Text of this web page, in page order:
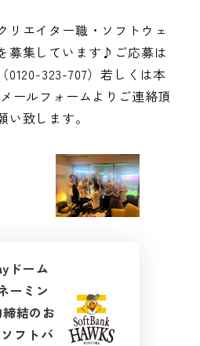
リエイター職・ソフトウェ
募集しています♪ご応募は
0120-323-707）若しくは本
ールフォームよりご連絡頂
致します。
ドーム
ーミン
結のお
フトバ